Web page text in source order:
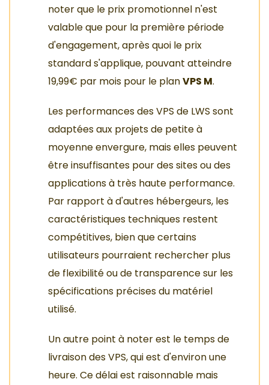
noter que le prix promotionnel n'est
valable que pour la première période
d'engagement, après quoi le prix
standard s'applique, pouvant atteindre
19,99€ par mois pour le planVPS M.
Les performances des VPS de LWS sont
adaptées aux projets de petite à
moyenne envergure, mais elles peuvent
être insuffisantes pour des sites ou des
applications à très haute performance.
Par rapport à d'autres hébergeurs, les
caractéristiques techniques restent
compétitives, bien que certains
utilisateurs pourraient rechercher plus
de flexibilité ou de transparence sur les
spécifications précises du matériel
utilisé.
Un autre point à noter est le temps de
livraison des VPS, qui est d'environ une
heure. Ce délai est raisonnable mais